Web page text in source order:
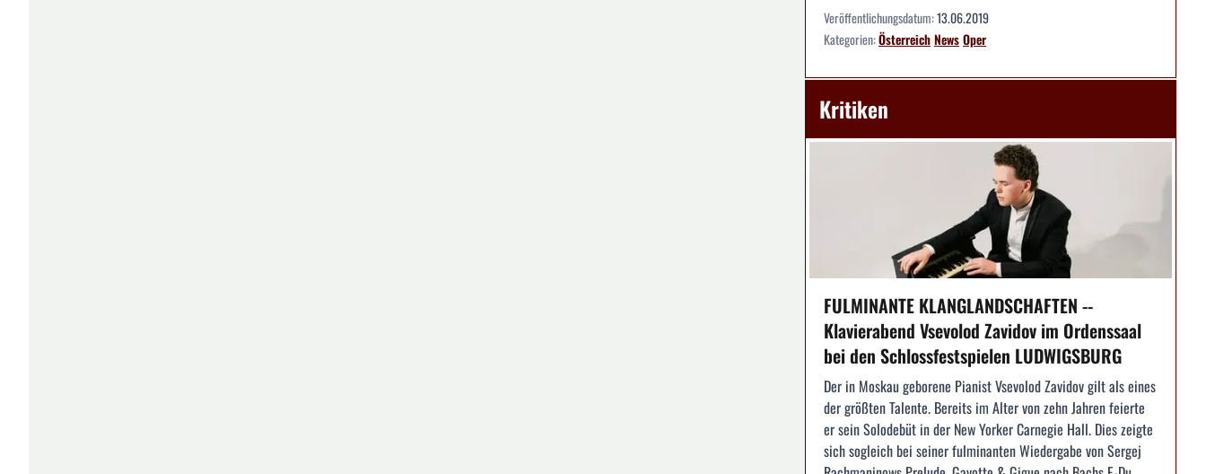
Veröffentlichungsdatum:13.06.2019
Kategorien:ÖsterreichNewsOper
Kritiken
FULMINANTE KLANGLANDSCHAFTEN --
Klavierabend Vsevolod Zavidov im Ordenssaal
bei den Schlossfestspielen LUDWIGSBURG
Der in Moskau geborene Pianist Vsevolod Zavidov gilt als eines
der größten Talente. Bereits im Alter von zehn Jahren feierte
er sein Solodebüt in der New Yorker Carnegie Hall. Dies zeigte
sich sogleich bei seiner fulminanten Wiedergabe von Sergej